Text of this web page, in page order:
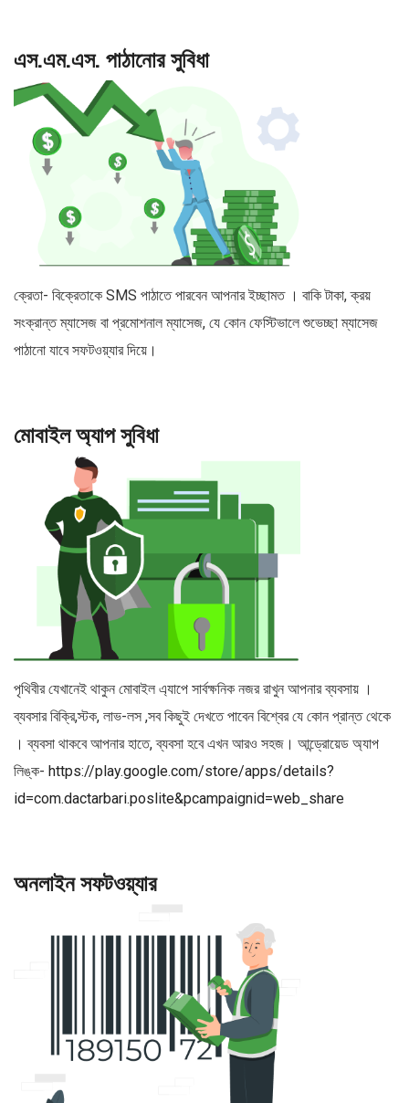
এস.এম.এস. পাঠানোর সুবিধা
ক্রেতা- বিক্রেতাকে SMS পাঠাতে পারবেন আপনার ইচ্ছামত । বাকি টাকা, ক্রয়
সংক্রান্ত ম্যাসেজ বা প্রমোশনাল ম্যাসেজ, যে কোন ফেস্টিভালে শুভেচ্ছা ম্যাসেজ
পাঠানো যাবে সফটওয়্যার দিয়ে।
মোবাইল অ্যাপ সুবিধা
পৃথিবীর যেখানেই থাকুন মোবাইল এ্যাপে সার্বক্ষনিক নজর রাখুন আপনার ব্যবসায় ।
ব্যবসার বিক্রি,স্টক, লাভ-লস ,সব কিছুই দেখতে পাবেন বিশ্বের যে কোন প্রান্ত থেকে
। ব্যবসা থাকবে আপনার হাতে, ব্যবসা হবে এখন আরও সহজ। আন্ড্রোয়েড অ্যাপ
লিঙ্ক- https://play.google.com/store/apps/details?
id=com.dactarbari.poslite&pcampaignid=web_share
অনলাইন সফটওয়্যার